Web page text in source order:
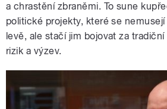
a chrastění zbraněmi. To sune
politické projekty, které se
levě, ale stačí jim bojovat za
rizik a výzev.